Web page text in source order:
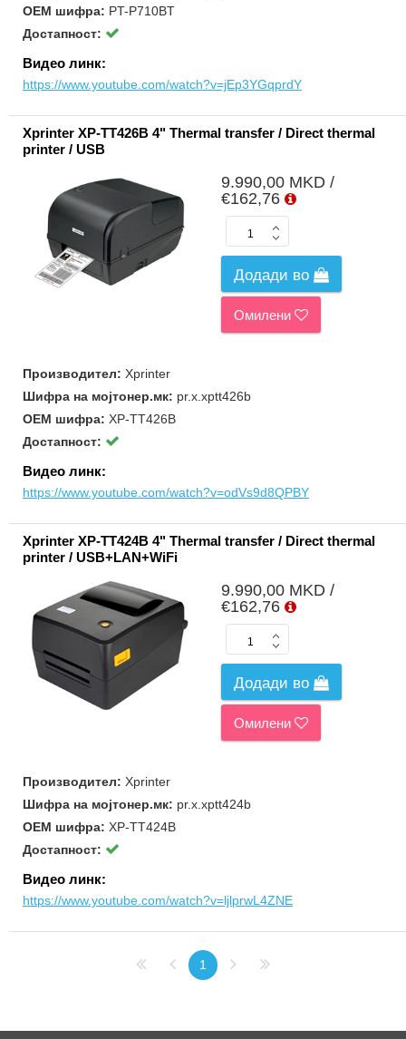
ОЕМ шифра: PT-P710BT
Достапност:
Видео линк:
https://www.youtube.com/watch?v=jEp3YGqprdY
Xprinter XP-TT426B 4" Thermal transfer / Direct thermal
printer / USB
9.990,00 MKD /
€162,76
Додади во
Омилени
Производител: Xprinter
Шифра на мојтонер.мк: pr.x.xptt426b
ОЕМ шифра: XP-TT426B
Достапност:
Видео линк:
https://www.youtube.com/watch?v=odVs9d8QPBY
Xprinter XP-TT424B 4" Thermal transfer / Direct thermal
printer / USB+LAN+WiFi
9.990,00 MKD /
€162,76
Додади во
Омилени
Производител: Xprinter
Шифра на мојтонер.мк: pr.x.xptt424b
ОЕМ шифра: XP-TT424B
Достапност:
Видео линк:
https://www.youtube.com/watch?v=ljlprwL4ZNE
1